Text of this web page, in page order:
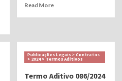
Read More
Publicações Legais > Contratos
> 2024 > Termos Aditivos
Termo Aditivo 086/2024